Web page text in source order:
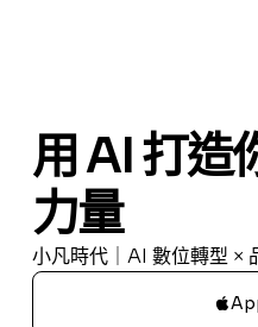
用 AI 打造
力量
小凡時代｜AI 數位轉型 ×